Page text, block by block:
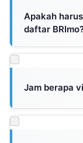
menghubungi
nomor lama.
Apakah
daftar
Tidak harus.
pembukaan
pendaftaran.
Jam berapa
Layanan video
Senin-Jumat pukul